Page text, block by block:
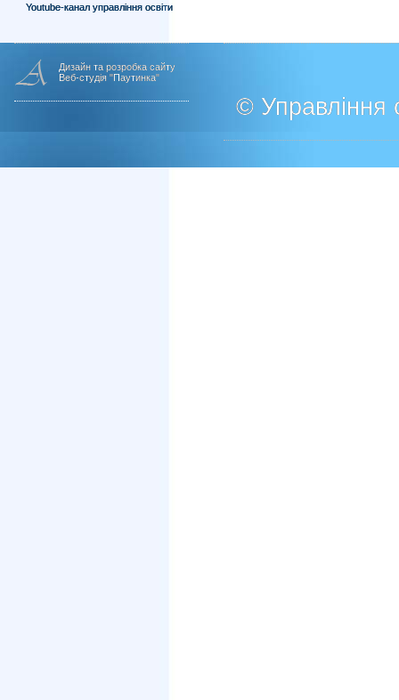
Youtube-канал управління освіти
Дизайн та розробка сайту
Веб-студія "Паутинка"
© Управління